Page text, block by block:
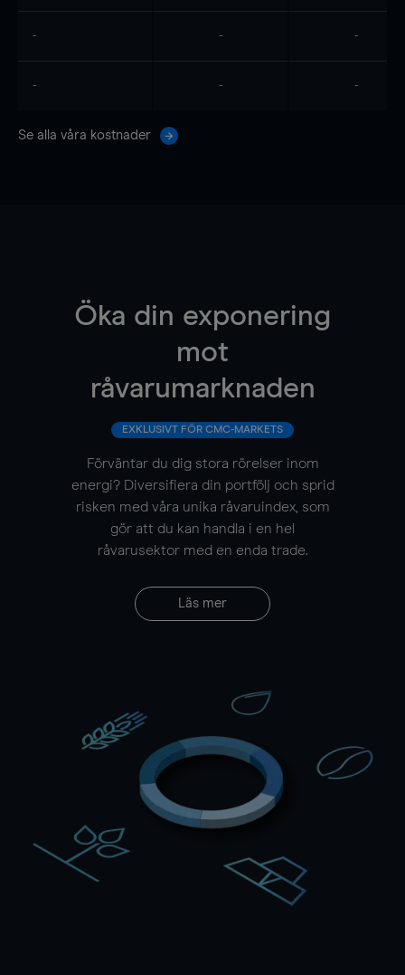
- - -
- - -
Se alla våra kostnader
Öka din exponering
mot
råvarumarknaden
EXKLUSIVT FÖR CMC-MARKETS
Förväntar du dig stora rörelser inom
energi? Diversifiera din portfölj och sprid
risken med våra unika råvaruindex, som
gör att du kan handla i en hel
råvarusektor med en enda trade.
Läs mer